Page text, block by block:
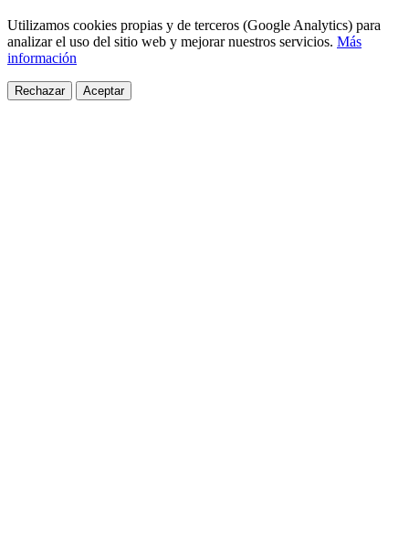
Utilizamos cookies propias y de terceros (Google Analytics) para
analizar el uso del sitio web y mejorar nuestros servicios. Más
información
Rechazar Aceptar